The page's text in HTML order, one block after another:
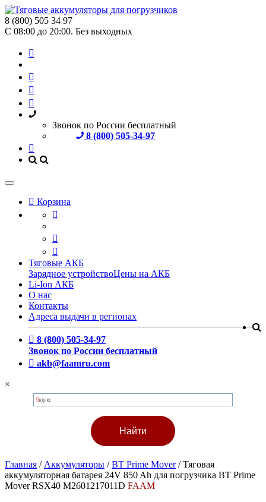
8 (800) 505 34 97
С 08:00 до 20:00. Без выходных
Звонок по России бесплатный
8 (800) 505-34-97
Корзина
Тяговые АКБ
Зарядное устройствоЦены на АКБ
Li-Ion АКБ
О нас
Контакты
Адреса выдачи в регионах
8 (800) 505-34-97
Звонок по России бесплатный
akb@faamru.com
×
Главная / Аккумуляторы /BT Prime Mover/Тяговая
аккумуляторная батарея 24V 850 Ah для погрузчика BT Prime
Mover RSX40 M2601217011D FAAM